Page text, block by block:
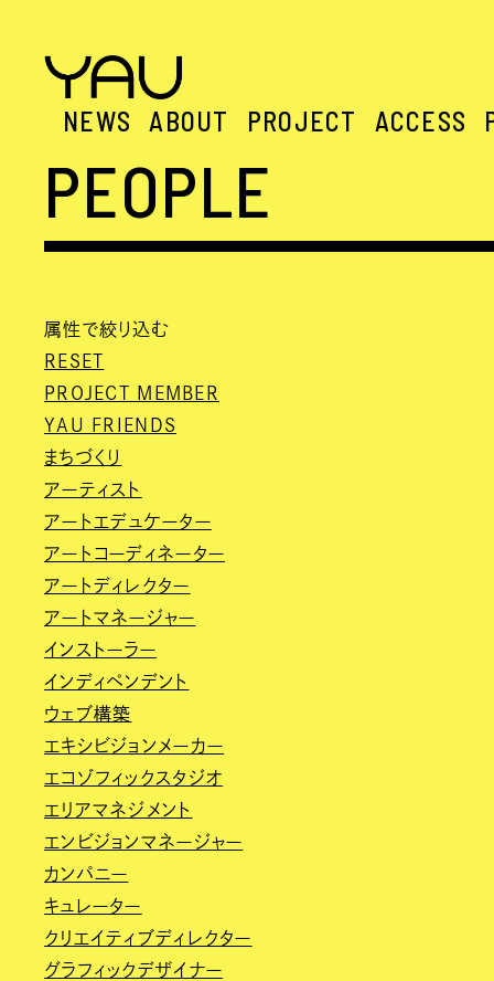
NEWS ABOUT PROJECT ACCESS
PEOPLE
属性で絞り込む
RESET
PROJECT MEMBER
YAU FRIENDS
まちづくり
アーティスト
アートエデュケーター
アートコーディネーター
アートディレクター
アートマネージャー
インストーラー
インディペンデント
ウェブ構築
エキシビジョンメーカー
エコゾフィックスタジオ
エリアマネジメント
エンビジョンマネージャー
カンパニー
キュレーター
クリエイティブディレクター
グラフィックデザイナー